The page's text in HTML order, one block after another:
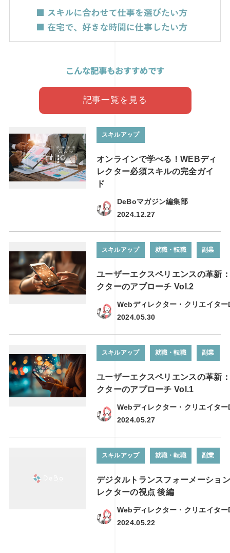
こんな記事もおすすめです
記事一覧を見る
スキルアップ
オンラインで学べる！WEBディ
レクター必須スキルの完全ガイ
ド
DeBoマガジン編集部
2024.12.27
スキルアップ 就職・転職 副業
ユーザーエクスペリエンスの革新
クターのアプローチ Vol.2
Webディレクター・クリエイタ
2024.05.30
スキルアップ 就職・転職 副業
ユーザーエクスペリエンスの革新
クターのアプローチ Vol.1
Webディレクター・クリエイタ
2024.05.27
スキルアップ 就職・転職 副業
デジタルトランスフォーメーショ
レクターの視点 後編
Webディレクター・クリエイタ
2024.05.22